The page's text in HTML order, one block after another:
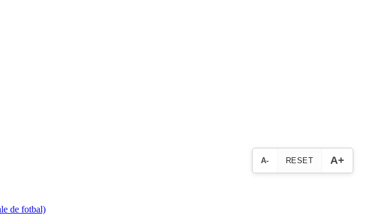
A- RESET A+
de fotbal)